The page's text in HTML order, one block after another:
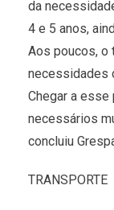
da
4 e 5 anos,
Aos poucos, o
necessidades
Chegar a esse
necessários
concluiu
TRANSPORTE